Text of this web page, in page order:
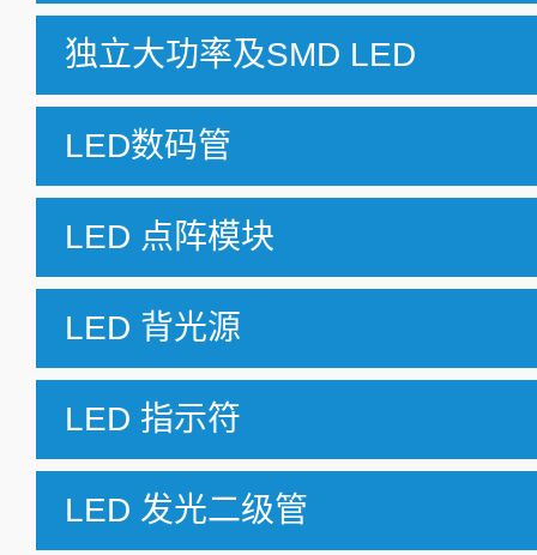
独立大功率及SMD LED
LED数码管
LED 点阵模块
LED 背光源
LED 指示符
LED 发光二级管